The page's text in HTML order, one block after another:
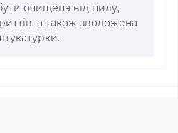
очищена від пилу,
а також зволожена